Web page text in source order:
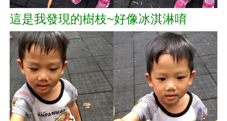
這是我發現的樹枝~好像冰淇淋唷